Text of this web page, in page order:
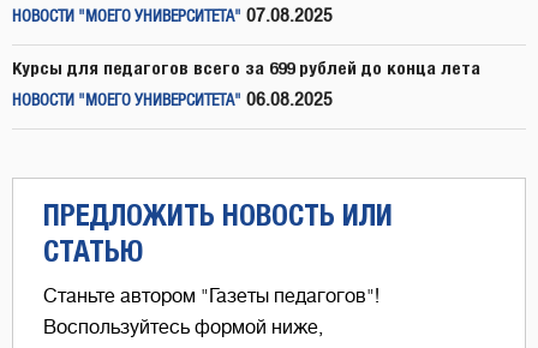
НОВОСТИ "МОЕГО УНИВЕРСИТЕТА" 07.08.2025
Курсы для педагогов всего за 699 рублей до конца лета
НОВОСТИ "МОЕГО УНИВЕРСИТЕТА" 06.08.2025
ПРЕДЛОЖИТЬ НОВОСТЬ ИЛИ
СТАТЬЮ
Станьте автором "Газеты педагогов"!
Воспользуйтесь формой ниже,